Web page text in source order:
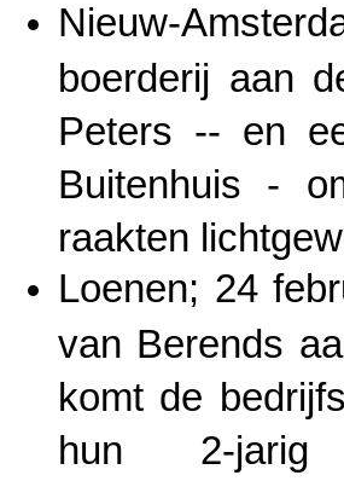
Nieuw-
boerderij aan
Peters -- en
Buitenhuis -
raakten
Loenen; 24
van Berends
komt de
hun 2-jarig